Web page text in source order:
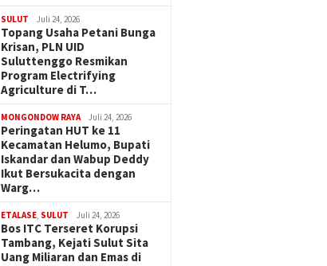
SULUT Juli 24, 2026
Topang Usaha Petani Bunga
Krisan, PLN UID
Suluttenggo Resmikan
Program Electrifying
Agriculture di T…
MONGONDOW RAYA Juli 24, 2026
Peringatan HUT ke 11
Kecamatan Helumo, Bupati
Iskandar dan Wabup Deddy
Ikut Bersukacita dengan
Warg…
ETALASE, SULUT Juli 24, 2026
Bos ITC Terseret Korupsi
Tambang, Kejati Sulut Sita
Uang Miliaran dan Emas di